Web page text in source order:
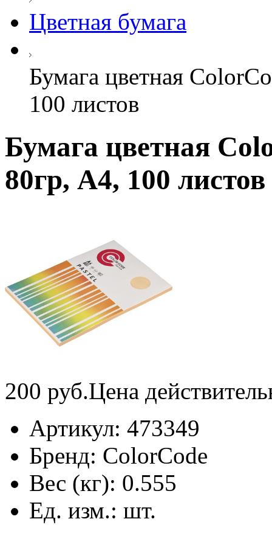
Цветная бумага
Бумага цветная
100 листов
Бумага цветная
80гр, А4, 100 листов
200 руб.Цена
Артикул: 473349
Бренд: ColorCode
Вес (кг): 0.555
Ед. изм.: шт.